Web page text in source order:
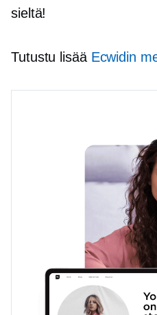
sieltä!
Tutustu lisää Ecwidin